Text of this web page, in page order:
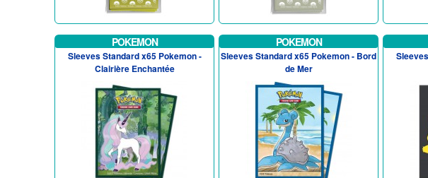
POKEMON
Sleeves Standard x65 Pokemon -
Clairière Enchantée
POKEMON
Sleeves Standard x65 Pokemon - Bord
de Mer